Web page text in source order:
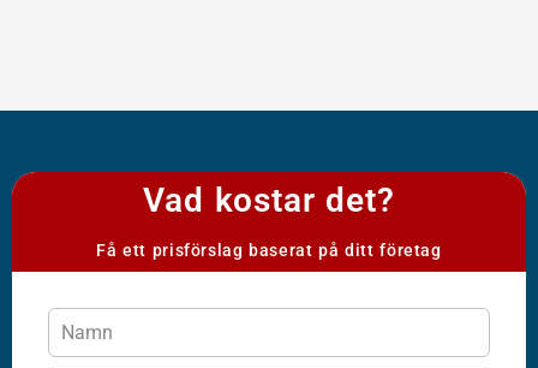
Vad kostar det?
Få ett prisförslag baserat på ditt företag